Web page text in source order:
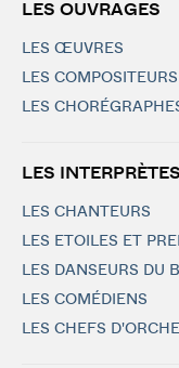
LES OUVRAGES
LES ŒUVRES
LES COMPOSITEURS
LES
LES INTERPRÈTES
LES CHANTEURS
LES ETOILES ET
LES DANSEURS DU
LES COMÉDIENS
LES CHEFS